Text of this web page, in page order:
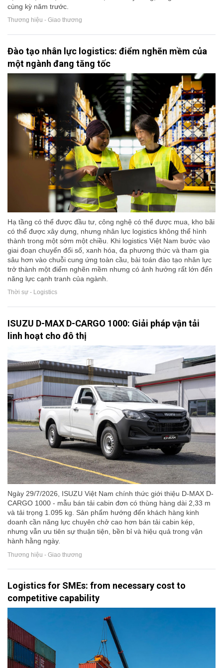
cùng kỳ năm trước.
Thương hiệu - Giao thương
Đào tạo nhân lực logistics: điểm nghẽn mềm của
một ngành đang tăng tốc
Hạ tầng có thể được đầu tư, công nghệ có thể được mua, kho bãi
có thể được xây dựng, nhưng nhân lực logistics không thể hình
thành trong một sớm một chiều. Khi logistics Việt Nam bước vào
giai đoạn chuyển đổi số, xanh hóa, đa phương thức và tham gia
sâu hơn vào chuỗi cung ứng toàn cầu, bài toán đào tạo nhân lực
trở thành một điểm nghẽn mềm nhưng có ảnh hưởng rất lớn đến
năng lực cạnh tranh của ngành.
Thời sự - Logistics
ISUZU D-MAX D-CARGO 1000: Giải pháp vận tải
linh hoạt cho đô thị
Ngày 29/7/2026, ISUZU Việt Nam chính thức giới thiệu D-MAX D-
CARGO 1000 - mẫu bán tải cabin đơn có thùng hàng dài 2,33 m
và tải trọng 1.095 kg. Sản phẩm hướng đến khách hàng kinh
doanh cần năng lực chuyên chở cao hơn bán tải cabin kép,
nhưng vẫn ưu tiên sự thuận tiện, bền bỉ và hiệu quả trong vận
hành hằng ngày.
Thương hiệu - Giao thương
Logistics for SMEs: from necessary cost to
competitive capability